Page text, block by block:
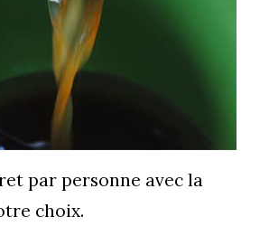
par personne avec la
choix.